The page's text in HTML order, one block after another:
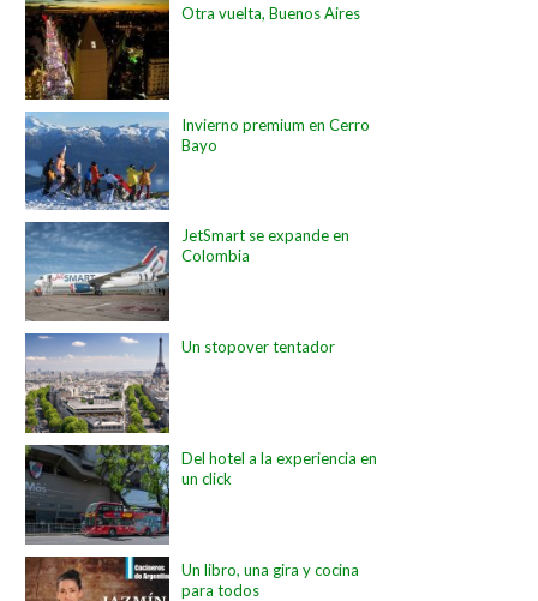
Otra vuelta, Buenos Aires
Invierno premium en Cerro
Bayo
JetSmart se expande en
Colombia
Un stopover tentador
Del hotel a la experiencia en
un click
Un libro, una gira y cocina
para todos